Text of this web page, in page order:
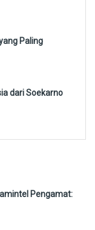
Paling
dari Soekarno
Pengamat: